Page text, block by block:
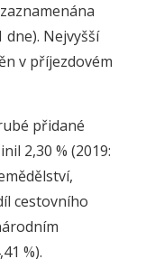
Nejvyšší
v příjezdovém
přidané
2,30 % (2019:
cestovního
%).